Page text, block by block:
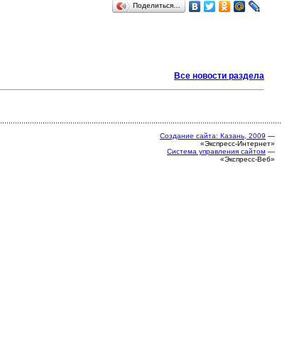
Поделиться…
Все новости раздела
Создание сайта: Казань, 2009 —
«Экспресс-Интернет»
Система управления сайтом —
«Экспресс-Веб»